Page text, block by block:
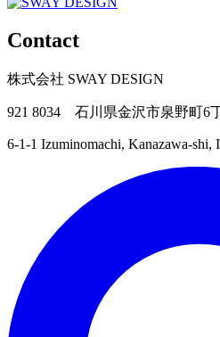
Contact
株式会社 SWAY DESIGN
921 8034 石川県金沢市泉野町6
6-1-1 Izuminomachi, Kanazawa-shi,